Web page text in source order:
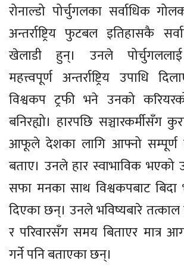
रोनाल्डो पोर्चुगलका सर्वाधिक
अन्तर्राष्ट्रिय फुटबल इतिहासकै
खेलाडी हुन्। उनले
महत्त्वपूर्ण अन्तर्राष्ट्रिय उपाधि
विश्वकप ट्रफी भने उनको
बनिरह्यो। हारपछि सञ्चारकर्मीसँग
आफूले देशका लागि आफ्नो सम्पूर्ण
बताए। उनले हार स्वाभाविक
सफा मनका साथ विश्वकपबाट बिदा
दिएका छन्। उनले भविष्यबारे तत्काल
र परिवारसँग समय बिताएर मात्र
गर्ने पनि बताएका छन्।